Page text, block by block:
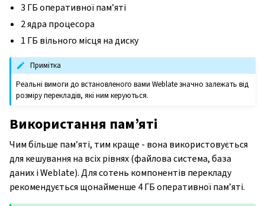
3 ГБ оперативної пам’яті
2 ядра процесора
1 ГБ вільного місця на диску
Примітка
Реальні вимоги до встановленого вами Weblate значно залежать від
розміру перекладів, які ним керуються.
Використання пам’яті
Чим більше пам’яті, тим краще - вона використовується
для кешування на всіх рівнях (файлова система, база
даних і Weblate). Для сотень компонентів перекладу
рекомендується щонайменше 4 ГБ оперативної пам’яті.